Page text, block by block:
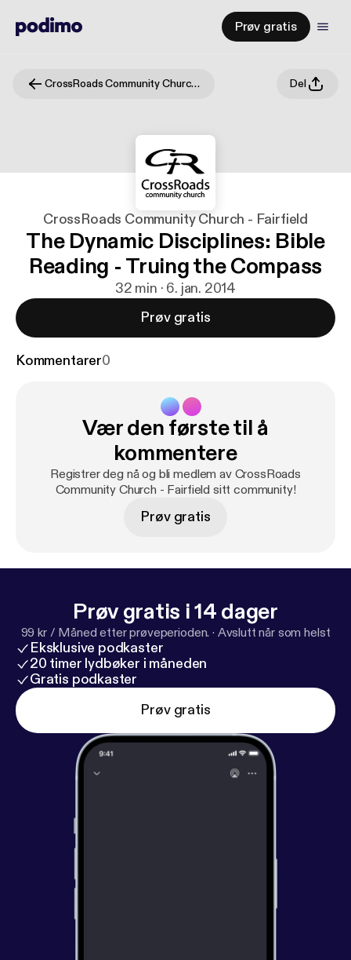
Prøv gratis
CrossRoads Community Church - Fairfield Del
CrossRoads Community Church - Fairfield
The Dynamic Disciplines: Bible
Reading - Truing the Compass
32 min · 6. jan. 2014
Prøv gratis
Kommentarer0
Vær den første til å
kommentere
Registrer deg nå og bli medlem av CrossRoads
Community Church - Fairfield sitt community!
Prøv gratis
Prøv gratis i 14 dager
99 kr / Måned etter prøveperioden. · Avslutt når som helst
Eksklusive podkaster
20 timer lydbøker i måneden
Gratis podkaster
Prøv gratis